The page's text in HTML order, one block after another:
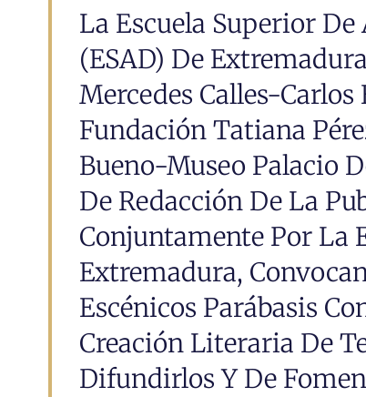
La Escuela Superior
(ESAD) De
Mercedes Calles-Carlos
Fundación Tatiana
Bueno-Museo Palacio
De Redacción De La
Conjuntamente Por La
Extremadura,
Escénicos Parábasis
Creación Literaria De
Difundirlos Y De